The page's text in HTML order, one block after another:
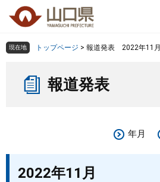
の
ー
組織で探す
Other Languages
くらし・環境
現在地 トップページ > 報道発表 2022年11月
報道発表
年月
2022年11月